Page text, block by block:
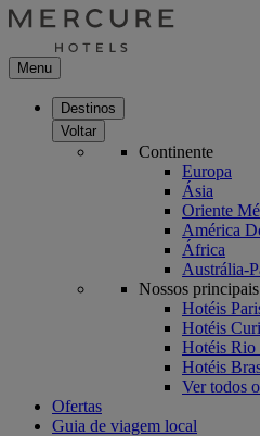
Menu
Destinos
Voltar
Continente
Europa
Ásia
Oriente
América
África
Austrália-
Nossos
Hotéis
Hotéis
Hotéis Rio
Hotéis
Ver todos
Ofertas
Guia de viagem local